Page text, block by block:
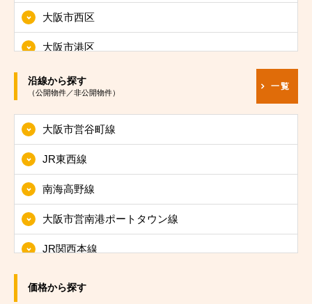
大阪市西区
大阪市港区
大阪市大正区
大阪市浪速区
大阪市西淀川区
大阪市東淀川区
大阪市東成区
大阪市生野区
大阪市旭区
沿線から探す
（公開物件／非公開物件）
一覧
大阪市営谷町線
JR東西線
南海高野線
大阪市営南港ポートタウン線
JR関西本線
価格から探す